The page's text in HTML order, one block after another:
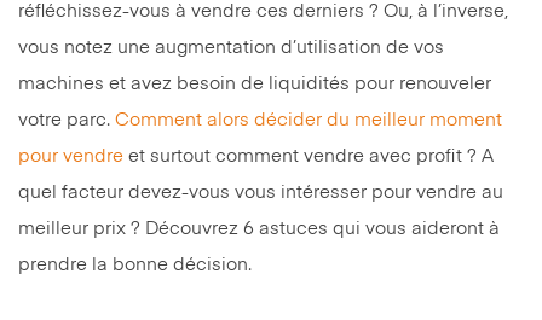
réfléchissez-vous à vendre ces derniers ? Ou, à l’inverse,
vous notez une augmentation d’utilisation de vos
machines et avez besoin de liquidités pour renouveler
votre parc. Comment alors décider du meilleur moment
pour vendre et surtout comment vendre avec profit ? A
quel facteur devez-vous vous intéresser pour vendre au
meilleur prix ? Découvrez 6 astuces qui vous aideront à
prendre la bonne décision.